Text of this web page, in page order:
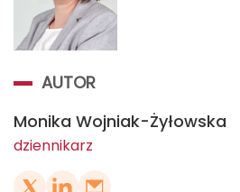
AUTOR
Monika Wojniak-Żyłowska
dziennikarz